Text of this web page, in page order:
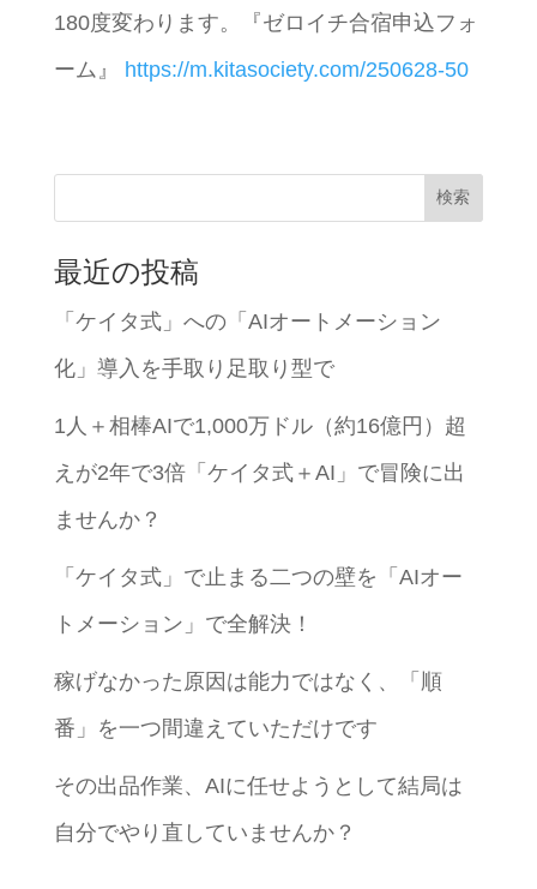
180度変わります。『ゼロイチ合宿申込フォ
ーム』
https://m.kitasociety.com/250628-50
検索
最近の投稿
「ケイタ式」への「AIオートメーション
化」導入を手取り足取り型で
1人＋相棒AIで1,000万ドル（約16億円）超
えが2年で3倍「ケイタ式＋AI」で冒険に出
ませんか？
「ケイタ式」で止まる二つの壁を「AIオー
トメーション」で全解決！
稼げなかった原因は能力ではなく、「順
番」を一つ間違えていただけです
その出品作業、AIに任せようとして結局は
自分でやり直していませんか？